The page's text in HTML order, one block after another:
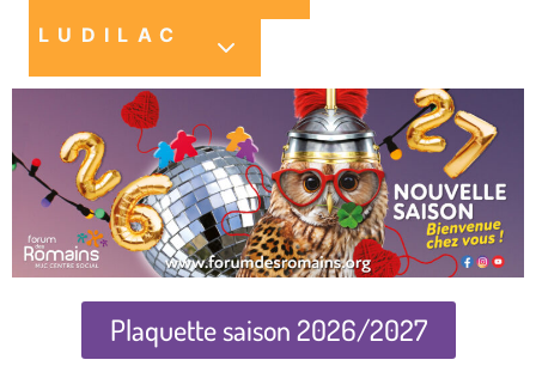
LUDILAC
Plaquette saison 2026/2027